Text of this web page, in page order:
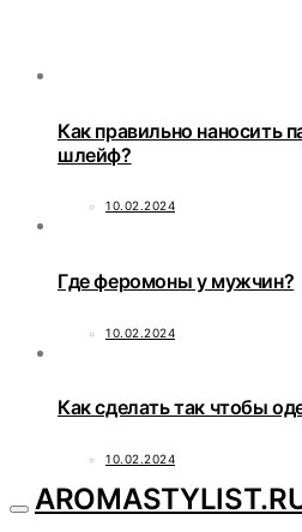
Как правильно наносить
шлейф?
10.02.2024
Где феромоны у мужчин?
10.02.2024
Как сделать так чтобы
10.02.2024